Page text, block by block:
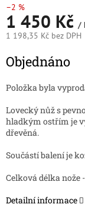
–2 %
1 450 Kč /
1 198,35 Kč bez DPH
cena:
Objednáno
Položka byla
Lovecký nůž s
hladkým ostřím je
dřevěná.
Součástí balení je
Celková délka nože
Detailní informace